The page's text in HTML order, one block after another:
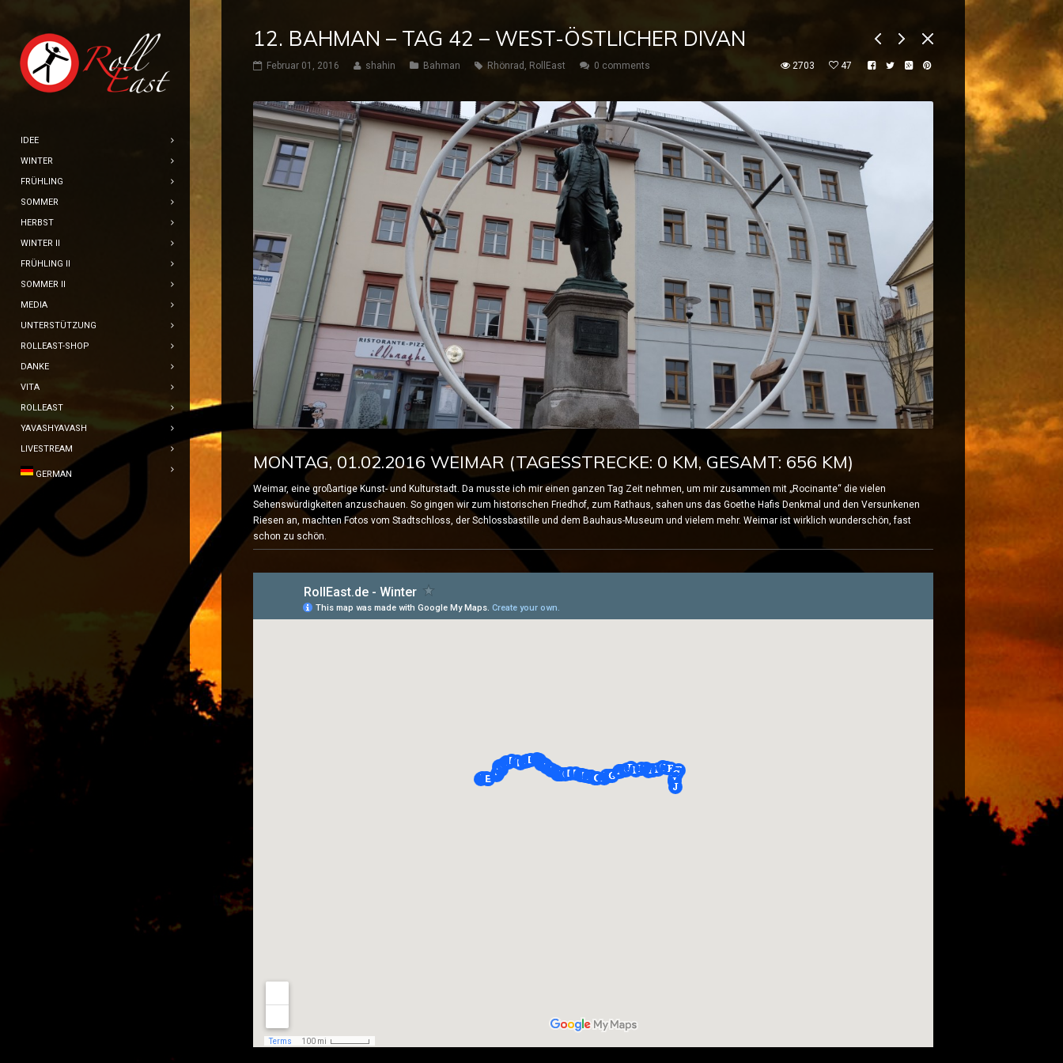
IDEE
WINTER
FRÜHLING
SOMMER
HERBST
WINTER II
FRÜHLING II
SOMMER II
MEDIA
UNTERSTÜTZUNG
ROLLEAST-SHOP
DANKE
VITA
ROLLEAST
YAVASHYAVASH
LIVESTREAM
GERMAN
12. BAHMAN – TAG 42 – WEST-ÖSTLICHER DIVAN
Februar 01, 2016 shahin Bahman Rhönrad , RollEast 0 comments 2703 47
MONTAG, 01.02.2016 WEIMAR (TAGESSTRECKE: 0 KM, GESAMT: 656 KM)
Weimar, eine großartige Kunst- und Kulturstadt. Da musste ich mir einen ganzen Tag Zeit nehmen, um mir zusammen mit „Rocinante“ die vielen
Sehenswürdigkeiten anzuschauen. So gingen wir zum historischen Friedhof, zum Rathaus, sahen uns das Goethe Hafis Denkmal und den Versunkenen
Riesen an, machten Fotos vom Stadtschloss, der Schlossbastille und dem Bauhaus-Museum und vielem mehr. Weimar ist wirklich wunderschön, fast
schon zu schön.